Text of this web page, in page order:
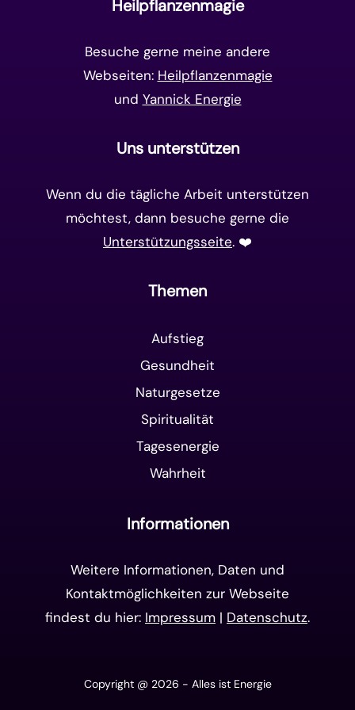
Heilpflanzenmagie
Besuche gerne meine andere
Webseiten: Heilpflanzenmagie
und Yannick Energie
Uns unterstützen
Wenn du die tägliche Arbeit unterstützen
möchtest, dann besuche gerne die
Unterstützungsseite. ❤️️
Themen
Aufstieg
Gesundheit
Naturgesetze
Spiritualität
Tagesenergie
Wahrheit
Informationen
Weitere Informationen, Daten und
Kontaktmöglichkeiten zur Webseite
findest du hier: Impressum | Datenschutz.
Copyright @ 2026 - Alles ist Energie